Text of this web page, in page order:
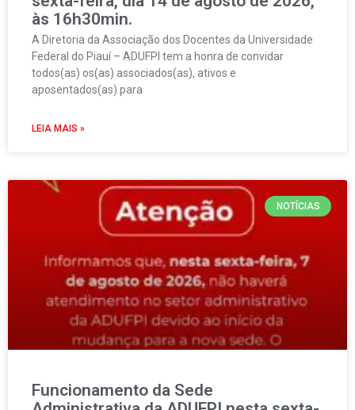
às 16h30min.
A Diretoria da Associação dos Docentes da Universidade
Federal do Piauí – ADUFPI tem a honra de convidar
todos(as) os(as) associados(as), ativos e
aposentados(as) para
LEIA MAIS »
NOTÍCIAS
Funcionamento da Sede